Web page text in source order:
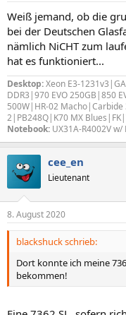
:
Weiß jemand, ob die
bei der Deutschen
nämlich NiCHT zum
hat es funktioniert...
Desktop:Xeon E3-
DDR3|970 EVO 250GB|850
500W|HR-02
2|PB248Q|K70 MX
Notebook: UX31A-R4002V
cee_en
Lieutenant
8. August 2020
blackshuck schrieb:
Dort konnte ich meine
bekommen!